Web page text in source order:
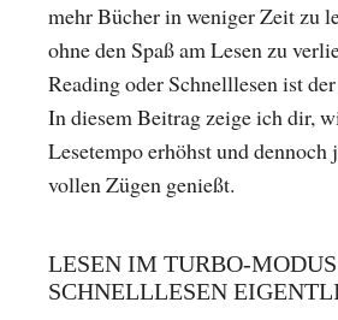
mehr Bücher in weniger Zeit zu
ohne den Spaß am Lesen zu
Reading oder Schnelllesen ist
In diesem Beitrag zeige ich dir,
Lesetempo erhöhst und dennoch
vollen Zügen genießt.
LESEN IM TURBO-
SCHNELLLESEN